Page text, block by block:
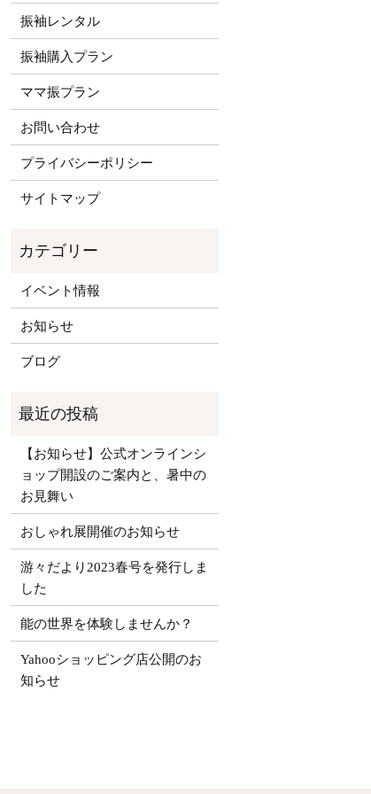
振袖レンタル
振袖購入プラン
ママ振プラン
お問い合わせ
プライバシーポリシー
サイトマップ
イベント情報
お知らせ
ブログ
【お知らせ】公式オンラインシ
ョップ開設のご案内と、暑中の
お見舞い
おしゃれ展開催のお知らせ
游々だより2023春号を発行しま
した
能の世界を体験しませんか？
Yahooショッピング店公開のお
知らせ